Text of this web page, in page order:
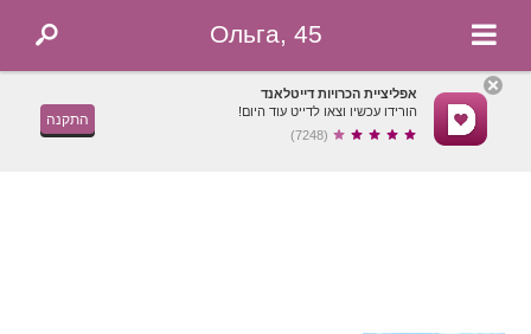
Ольга, 45
אפליציית הכרויות דייטלאנד
הורידו עכשיו וצאו לדייט עוד היום!
(7248)
התקנה